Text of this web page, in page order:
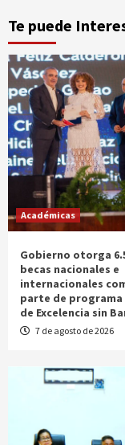
Te puede
Académicas
Gobierno otorga
becas nacionales e
internacionales
parte de programa
de Excelencia sin
7 de agosto de 2026